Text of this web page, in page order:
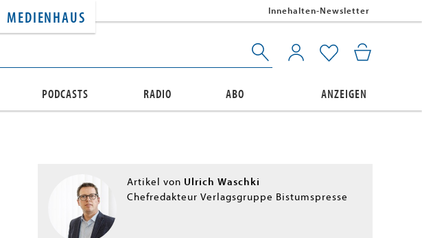
MEDIENHAUS Innehalten-Newsletter
PODCASTS RADIO ABO ANZEIGEN
Artikel von Ulrich Waschki
Chefredakteur Verlagsgruppe Bistumspresse